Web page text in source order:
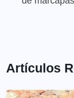
Artículos